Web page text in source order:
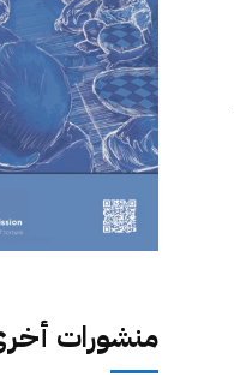
منشورات